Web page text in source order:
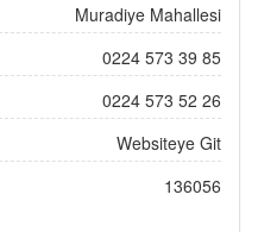
Muradiye Mahallesi
0224 573 39 85
0224 573 52 26
Websiteye Git
136056